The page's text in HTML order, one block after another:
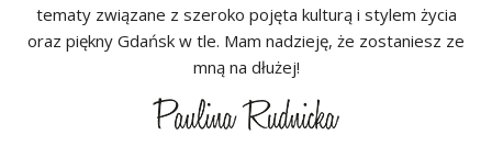
tematy związane z szeroko pojęta kulturą i stylem życia
oraz piękny Gdańsk w tle. Mam nadzieję, że zostaniesz ze
mną na dłużej!